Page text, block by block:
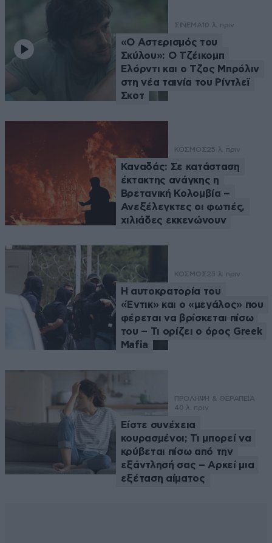
ΣΙΝΕΜΑ 10 λ. πριν
«Ο Αστερισμός του
Σκύλου»: Ο Τζέικομπ
Ελόρντι και ο Τζος Μπρόλιν
στη νέα ταινία του Ρίντλεϊ
Σκοτ
ΚΟΣΜΟΣ25 λ. πριν
Καναδάς: Σε κατάσταση
έκτακτης ανάγκης η
Βρετανική Κολομβία –
Ανεξέλεγκτες οι φωτιές,
χιλιάδες εκκενώνουν
ΚΟΣΜΟΣ25 λ. πριν
Η αυτοκρατορία του
«Έντικ» και ο «μεγάλος» που
φέρεται να βρίσκεται πίσω
του – Τι ορίζει ο όρος Greek
Mafia
ΠΡΟΛΗΨΗ & ΘΕΡΑΠΕΙΑ
40 λ. πριν
Είστε συνέχεια
κουρασμένοι; Τι μπορεί να
κρύβεται πίσω από την
εξάντλησή σας – Αρκεί μια
εξέταση αίματος